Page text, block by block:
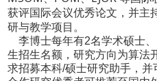
获评国际会议优秀论文，并主
研与教学项目。
李博士每年有2名学术硕士
生招生名额，研究方向为算法
求招募本科/硕士研究助手，并